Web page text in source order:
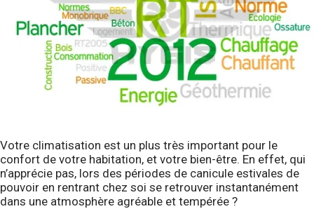
Votre climatisation est un plus très important pour le
confort de votre habitation, et votre bien-être. En effet, qui
n’apprécie pas, lors des périodes de canicule estivales de
pouvoir en rentrant chez soi se retrouver instantanément
dans une atmosphère agréable et tempérée ?